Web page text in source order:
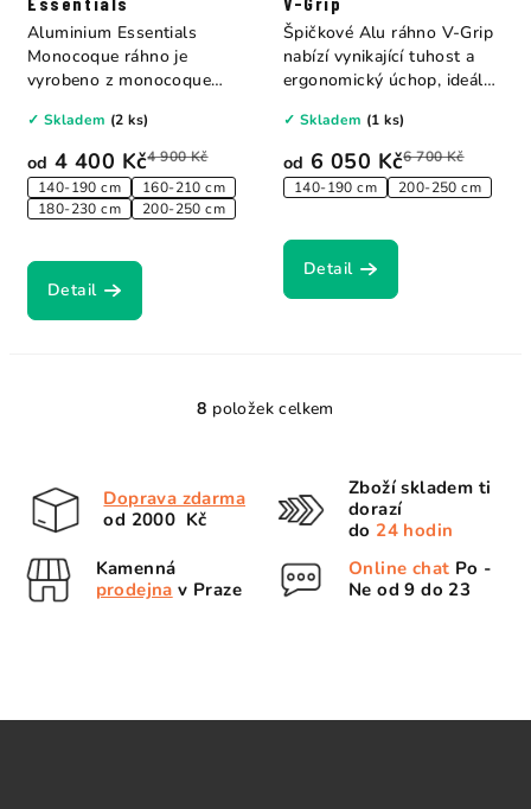
od 4 400 Kč4 900 Kč
140-190 cm
160-210 cm
180-230 cm
200-250 cm
✓ Skladem (2 ks)
Detail
Aluminium Essentials
Monocoque ráhno je
vyrobeno z monocoque
od 6 050 Kč6 700 Kč
140-190 cm 200-250 cm
✓ Skladem (1 ks)
Detail
Špičkové Alu ráhno V-Grip
nabízí vynikající tuhost a
ergonomický úchop, ideální
O
k
8 položek celkem
Doprava zdarma
od 2000 Kč
Zboží skladem ti
dorazí
do 24 hodin
Kamenná
prodejna v Praze
Online chat Po -
Ne od 9 do 23